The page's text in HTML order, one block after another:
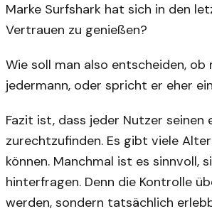
Marke Surfshark hat sich in den
Vertrauen zu genießen?
Wie soll man also entscheiden,
jedermann, oder spricht er eher
Fazit ist, dass jeder Nutzer
zurechtzufinden. Es gibt viele
können. Manchmal ist es sinnvoll,
hinterfragen. Denn die Kontrolle
werden, sondern tatsächlich